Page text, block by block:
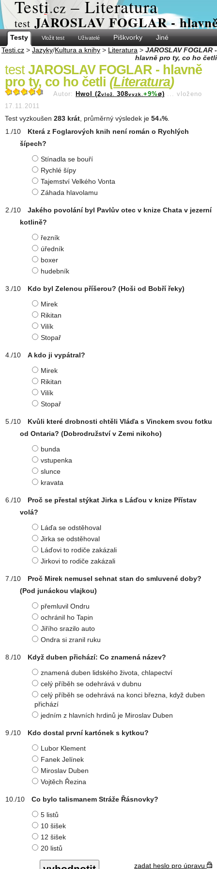
Testi.cz – Literatura
test JAROSLAV FOGLAR -
Testy Vložit test Uživatelé Piškvorky
Jiné
Testi.cz > Jazyky/Kultura a knihy > Literatura > JAROSLAV FOGLAR -
hlavně pro ty, co ho četli
test JAROSLAV FOGLAR - hlavně
pro ty, co ho četli (Literatura)
Autor: Hwol (2vlož. 308vyzk. +9%ø) ... vloženo
17.11.2011
Test vyzkoušen 283 krát , průměrný výsledek je 54 .6%
Která z Foglarových knih není román o Rychlých
šípech?
Stínadla se bouří
Rychlé šípy
Tajemství Velkého Vonta
Záhada hlavolamu
Jakého povolání byl Pavlův otec v knize Chata v jezerní
kotlině?
řezník
úředník
boxer
hudebník
Kdo byl Zelenou příšerou? (Hoši od Bobří řeky)
Mirek
Rikitan
Vilík
Stopař
A kdo ji vypátral?
Mirek
Rikitan
Vilík
Stopař
Kvůli které drobnosti chtěli Vláďa s Vinckem svou fotku
od Ontaria? (Dobrodružství v Zemi nikoho)
bunda
vstupenka
slunce
kravata
Proč se přestal stýkat Jirka s Láďou v knize Přístav
volá?
Láďa se odstěhoval
Jirka se odstěhoval
Láďovi to rodiče zakázali
Jirkovi to rodiče zakázali
Proč Mirek nemusel sehnat stan do smluvené doby?
(Pod junáckou vlajkou)
přemluvil Ondru
ochránil ho Tapin
Jiřího srazilo auto
Ondra si zranil ruku
Když duben přichází: Co znamená název?
znamená duben lidského života, chlapectví
celý příběh se odehrává v dubnu
celý příběh se odehrává na konci března, když duben
přichází
jedním z hlavních hrdinů je Miroslav Duben
Kdo dostal první kartónek s kytkou?
Lubor Klement
Fanek Jelínek
Miroslav Duben
Vojtěch Řezina
Co bylo talismanem Stráže Řásnovky?
5 listů
10 šišek
12 šišek
20 listů
zadat heslo pro úpravu